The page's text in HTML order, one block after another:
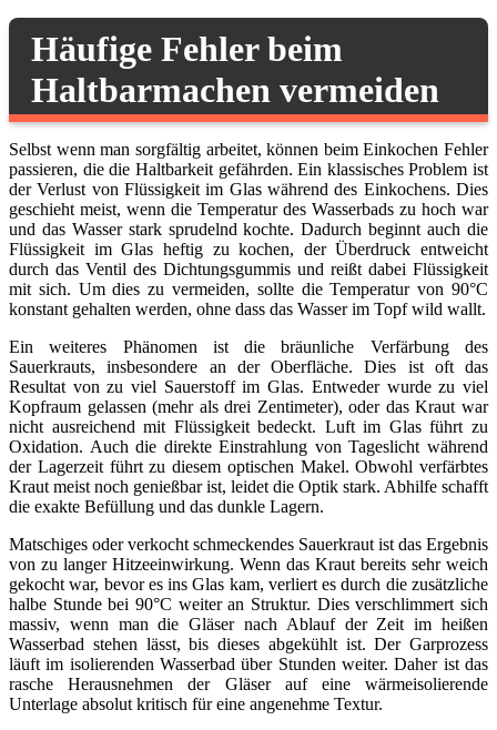
Häufige Fehler beim
Haltbarmachen vermeiden
Selbst wenn man sorgfältig arbeitet, können beim Einkochen Fehler
passieren, die die Haltbarkeit gefährden. Ein klassisches Problem ist
der Verlust von Flüssigkeit im Glas während des Einkochens. Dies
geschieht meist, wenn die Temperatur des Wasserbads zu hoch war
und das Wasser stark sprudelnd kochte. Dadurch beginnt auch die
Flüssigkeit im Glas heftig zu kochen, der Überdruck entweicht
durch das Ventil des Dichtungsgummis und reißt dabei Flüssigkeit
mit sich. Um dies zu vermeiden, sollte die Temperatur von 90°C
konstant gehalten werden, ohne dass das Wasser im Topf wild wallt.
Ein weiteres Phänomen ist die bräunliche Verfärbung des
Sauerkrauts, insbesondere an der Oberfläche. Dies ist oft das
Resultat von zu viel Sauerstoff im Glas. Entweder wurde zu viel
Kopfraum gelassen (mehr als drei Zentimeter), oder das Kraut war
nicht ausreichend mit Flüssigkeit bedeckt. Luft im Glas führt zu
Oxidation. Auch die direkte Einstrahlung von Tageslicht während
der Lagerzeit führt zu diesem optischen Makel. Obwohl verfärbtes
Kraut meist noch genießbar ist, leidet die Optik stark. Abhilfe schafft
die exakte Befüllung und das dunkle Lagern.
Matschiges oder verkocht schmeckendes Sauerkraut ist das Ergebnis
von zu langer Hitzeeinwirkung. Wenn das Kraut bereits sehr weich
gekocht war, bevor es ins Glas kam, verliert es durch die zusätzliche
halbe Stunde bei 90°C weiter an Struktur. Dies verschlimmert sich
massiv, wenn man die Gläser nach Ablauf der Zeit im heißen
Wasserbad stehen lässt, bis dieses abgekühlt ist. Der Garprozess
läuft im isolierenden Wasserbad über Stunden weiter. Daher ist das
rasche Herausnehmen der Gläser auf eine wärmeisolierende
Unterlage absolut kritisch für eine angenehme Textur.